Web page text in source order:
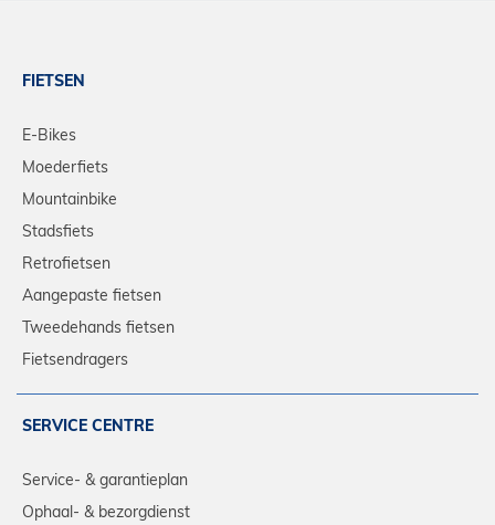
FIETSEN
E-Bikes
Moederfiets
Mountainbike
Stadsfiets
Retrofietsen
Aangepaste fietsen
Tweedehands fietsen
Fietsendragers
SERVICE CENTRE
Service- & garantieplan
Ophaal- & bezorgdienst